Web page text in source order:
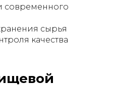
современного
сырья
качества